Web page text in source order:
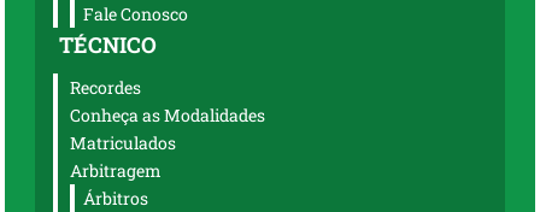
Fale Conosco
TÉCNICO
Recordes
Conheça as Modalidades
Matriculados
Arbitragem
Árbitros